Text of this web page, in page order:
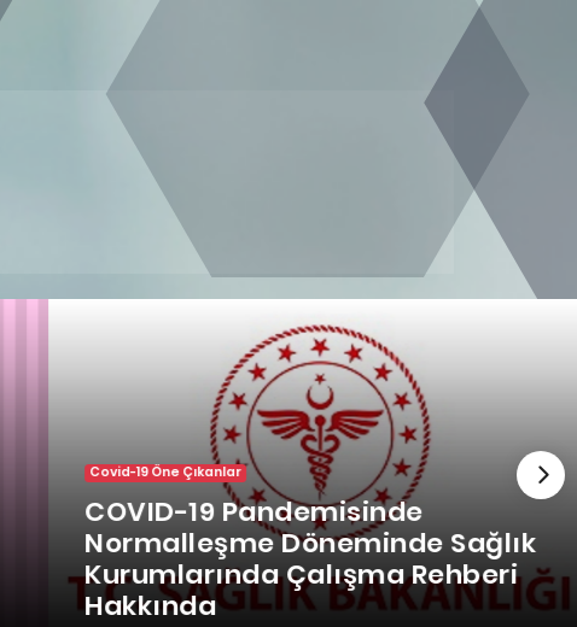
Covid-19 Öne Çıkanlar
COVID-19 Pandemisinde
Normalleşme Döneminde Sağlık
Kurumlarında Çalışma Rehberi
Hakkında